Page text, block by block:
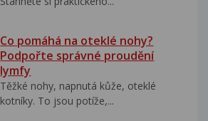
Co pomáhá na oteklé nohy?
Podpořte správné proudění
lymfy
Těžké nohy, napnutá kůže, oteklé
kotníky. To jsou potíže,...